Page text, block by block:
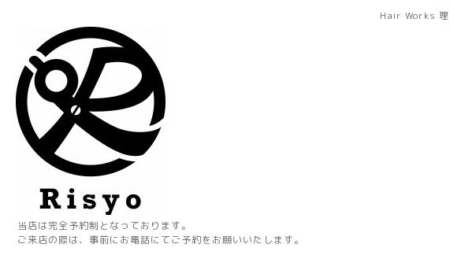
Hair Works 理
当店は完全予約制となっております。
ご来店の際は、事前にお電話にてご予約をお願いいたします。